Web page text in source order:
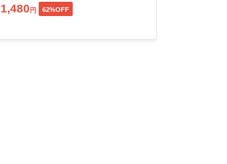
1,480 円 62%OFF